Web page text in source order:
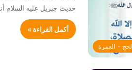
- العمرة
حديث جبريل عليه السلام
أكمل القراءة »